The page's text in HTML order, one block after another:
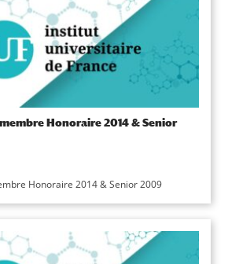
Honoraire 2014 & Senior
plus…
Honoraire 2014 & Senior 2009